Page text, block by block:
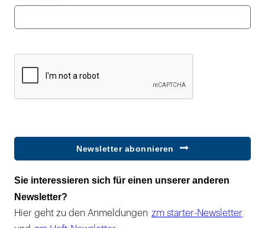
Newsletter abonnieren
Sie interessieren sich für einen unserer anderen
Newsletter?
Hier geht zu den Anmeldungen zm starter-Newsletter